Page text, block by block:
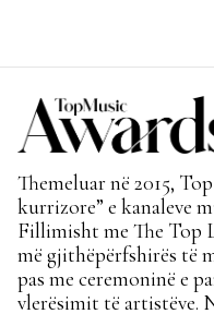
Themeluar në 2015,
kurrizore” e kanaleve
Fillimisht me The Top
më gjithëpërfshirës të
pas me ceremoninë e
vlerësimit të artistëve.